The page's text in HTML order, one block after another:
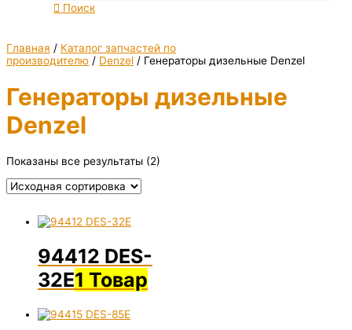
Поиск
Главная / Каталог запчастей по
производителю / Denzel / Генераторы дизельные Denzel
Генераторы дизельные
Denzel
Показаны все результаты (2)
94412 DES-
32E1 Товар